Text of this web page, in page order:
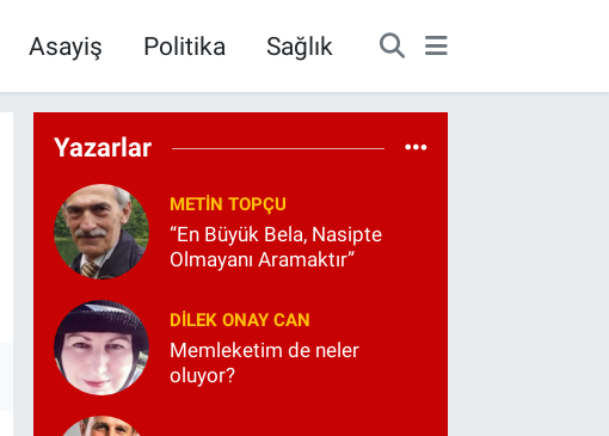
Asayiş Politika Sağlık
Yazarlar
METIN TOPÇU
“En Büyük Bela, Nasipte
Olmayanı Aramaktır”
DILEK ONAY CAN
Memleketim de neler
oluyor?